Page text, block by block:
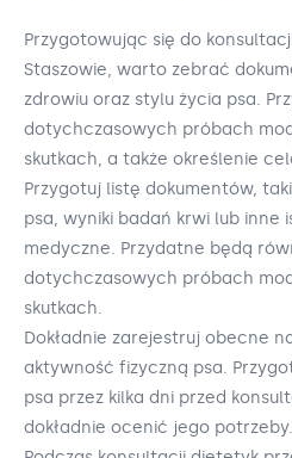
Przygotowując się do
Staszowie, warto zebrać
zdrowiu oraz stylu życia psa.
dotychczasowych próbach
skutkach, a także określenie
Przygotuj listę dokumentów,
psa, wyniki badań krwi lub inne
medyczne. Przydatne będą
dotychczasowych próbach
skutkach.
Dokładnie zarejestruj obecne
aktywność fizyczną psa.
psa przez kilka dni przed
dokładnie ocenić jego potrzeby.